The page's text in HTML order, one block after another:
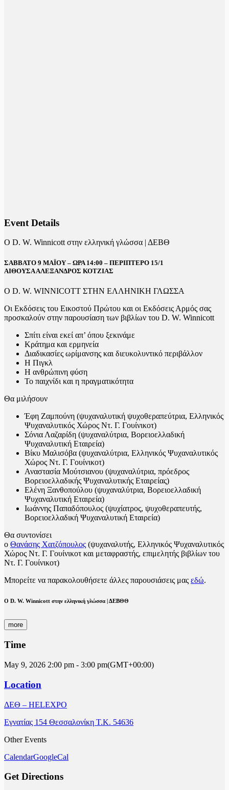
Event Details
Ο D. W. Winnicott στην ελληνική γλώσσα | ΔΕΒΘ
ΣΑΒΒΑΤΟ 9 ΜΑΪΟΥ – ΩΡΑ 14:00 – ΠΕΡΙΠΤΕΡΟ 15/1
ΑΙΘΟΥΣΑ ΑΛΕΞΑΝΔΡΟΣ ΚΟΤΖΙΑΣ
Ο D. W. WINNICOTT ΣΤΗΝ ΕΛΛΗΝΙΚΗ ΓΛΩΣΣΑ
Οι Εκδόσεις του Εικοστού Πρώτου και οι Εκδόσεις Αρμός σας
προσκαλούν στην παρουσίαση των βιβλίων του D. W. Winnicott
Σπίτι είναι εκεί απ’ όπου ξεκινάμε
Κράτημα και ερμηνεία
Διαδικασίες ωρίμανσης και διευκολυντικό περιβάλλον
Η Πιγκλ
Η ανθρώπινη φύση
Το παιχνίδι και η πραγματικότητα
Θα μιλήσουν
Έφη Ζαμπούνη (ψυχαναλυτική ψυχοθεραπεύτρια, Ελληνικός
Ψυχαναλυτικός Χώρος Ντ. Γ. Γουίνικοτ)
Σόνια Λαζαρίδη (ψυχαναλύτρια, Βορειοελλαδική
Ψυχαναλυτική Εταιρεία)
Βίκυ Μαλισόβα (ψυχαναλύτρια, Ελληνικός Ψυχαναλυτικός
Χώρος Ντ. Γ. Γουίνικοτ)
Αναστασία Μούτσιανου (ψυχαναλύτρια, πρόεδρος
Βορειοελλαδικής Ψυχαναλυτικής Εταιρείας)
Ελένη Ξανθοπούλου (ψυχαναλύτρια, Βορειοελλαδική
Ψυχαναλυτική Εταιρεία)
Ιωάννης Παπαδόπουλος (ψυχίατρος, ψυχοθεραπευτής,
Βορειοελλαδική Ψυχαναλυτική Εταιρεία)
Θα συντονίσει
ο Θανάσης Χατζόπουλος (ψυχαναλυτής, Ελληνικός Ψυχαναλυτικός
Χώρος Ντ. Γ. Γουίνικοτ και μεταφραστής, επιμελητής βιβλίων του
Ντ. Γ. Γουίνικοτ)
Μπορείτε να παρακολουθήσετε άλλες παρουσιάσεις μας εδώ.
Ο D. W. Winnicott στην ελληνική γλώσσα | ΔΕΒΘΘ
more
Time
May 9, 2026 2:00 pm - 3:00 pm(GMT+00:00)
Location
ΔΕΘ – HELEXPO
Εγνατίας 154 Θεσσαλονίκη Τ.Κ. 54636
Other Events
CalendarGoogleCal
Get Directions